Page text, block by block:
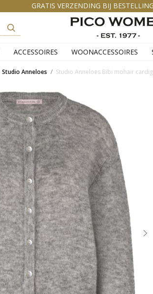
GRATIS VERZENDING BIJ
ACCESSOIRES WOONACCESSOIRES
Studio Anneloes Studio Anneloes Bibi mohair